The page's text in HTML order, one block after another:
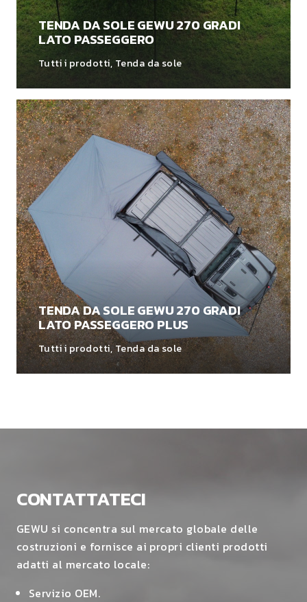
TENDA DA SOLE GEWU 270 GRADI
LATO PASSEGGERO
Tutti i prodotti, Tenda da sole
TENDA DA SOLE GEWU 270 GRADI
LATO PASSEGGERO PLUS
Tutti i prodotti,Tenda da sole
CONTATTATECI
GEWU si concentra sul mercato globale delle
costruzioni e fornisce ai propri clienti prodotti
adatti al mercato locale:
Servizio OEM.